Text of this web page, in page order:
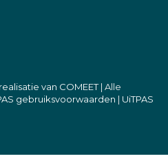
van COMEET| Alle
gebruiksvoorwaarden | UiTPAS